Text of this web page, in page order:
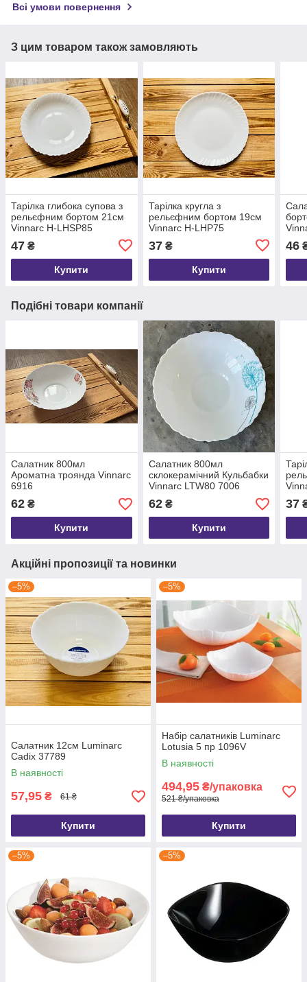
Всі умови повернення
З цим товаром також замовляють
Тарілка глибока супова з
рельєфним бортом 21см
Vinnarc H-LHSP85
47 ₴
Купити
Тарілка кругла з
рельєфним бортом 19см
Vinnarc H-LHP75
37₴
Купити
46
Подібні товари компанії
Салатник 800мл
Ароматна троянда Vinnarc
6916
62 ₴
Купити
Салатник 800мл
склокерамічний Кульбабки
Vinnarc LTW80 7006
62₴
Купити
37
Акційні пропозиції та новинки
–5%
Салатник 12см Luminarc
Cadix 37789
В наявності
57,95 ₴ 61 ₴
Купити
–5%
Набір салатників Luminarc
Lotusia 5 пр 1096V
В наявності
494,95 ₴/упаковка
521 ₴/упаковка
Купити
–5% –5%